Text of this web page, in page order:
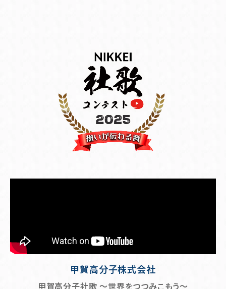
甲賀高分子株式会社
甲賀高分子社歌 ～世界をつつみこもう～